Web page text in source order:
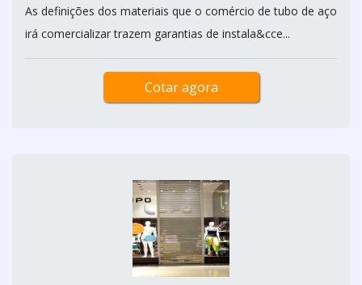
As definições dos materiais que o comércio de tubo de aço
irá comercializar trazem garantias de instala&cce...
Cotar agora